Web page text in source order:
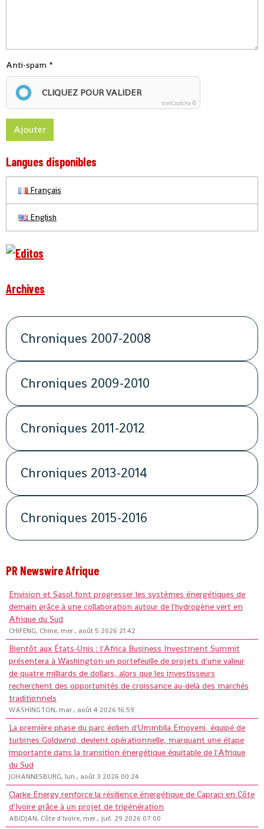
Anti-spam
CLIQUEZ POUR VALIDER
IconCaptcha ©
Ajouter
Langues disponibles
Français
English
Archives
Chroniques 2007-2008
Chroniques 2009-2010
Chroniques 2011-2012
Chroniques 2013-2014
Chroniques 2015-2016
PR Newswire Afrique
Envision et Sasol font progresser les systèmes énergétiques de
demain grâce à une collaboration autour de l'hydrogène vert en
Afrique du Sud
CHIFENG, Chine, mer., août 5 2026 21:42
Bientôt aux États-Unis : l'Africa Business Investment Summit
présentera à Washington un portefeuille de projets d'une valeur
de quatre milliards de dollars, alors que les investisseurs
recherchent des opportunités de croissance au-delà des marchés
traditionnels
WASHINGTON, mar., août 4 2026 16:59
La première phase du parc éolien d'Ummbila Emoyeni, équipé de
turbines Goldwind, devient opérationnelle, marquant une étape
importante dans la transition énergétique équitable de l'Afrique
du Sud
JOHANNESBURG, lun., août 3 2026 00:24
Clarke Energy renforce la résilience énergétique de Capraci en Côte
d'Ivoire grâce à un projet de trigénération
ABIDJAN, Côte d'Ivoire, mer., juil. 29 2026 07:00